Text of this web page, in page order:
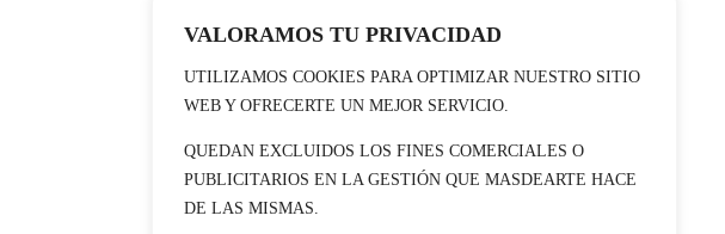
VALORAMOS TU PRIVACIDAD
UTILIZAMOS COOKIES PARA OPTIMIZAR NUESTRO SITIO
WEB Y OFRECERTE UN MEJOR SERVICIO.
QUEDAN EXCLUIDOS LOS FINES COMERCIALES O
PUBLICITARIOS EN LA GESTIÓN QUE MASDEARTE HACE
DE LAS MISMAS.